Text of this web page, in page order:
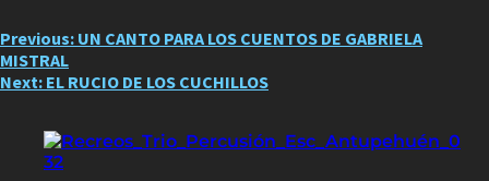
Post
navigation
Previous: UN CANTO PARA LOS CUENTOS DE GABRIELA
MISTRAL
Next: EL RUCIO DE LOS CUCHILLOS